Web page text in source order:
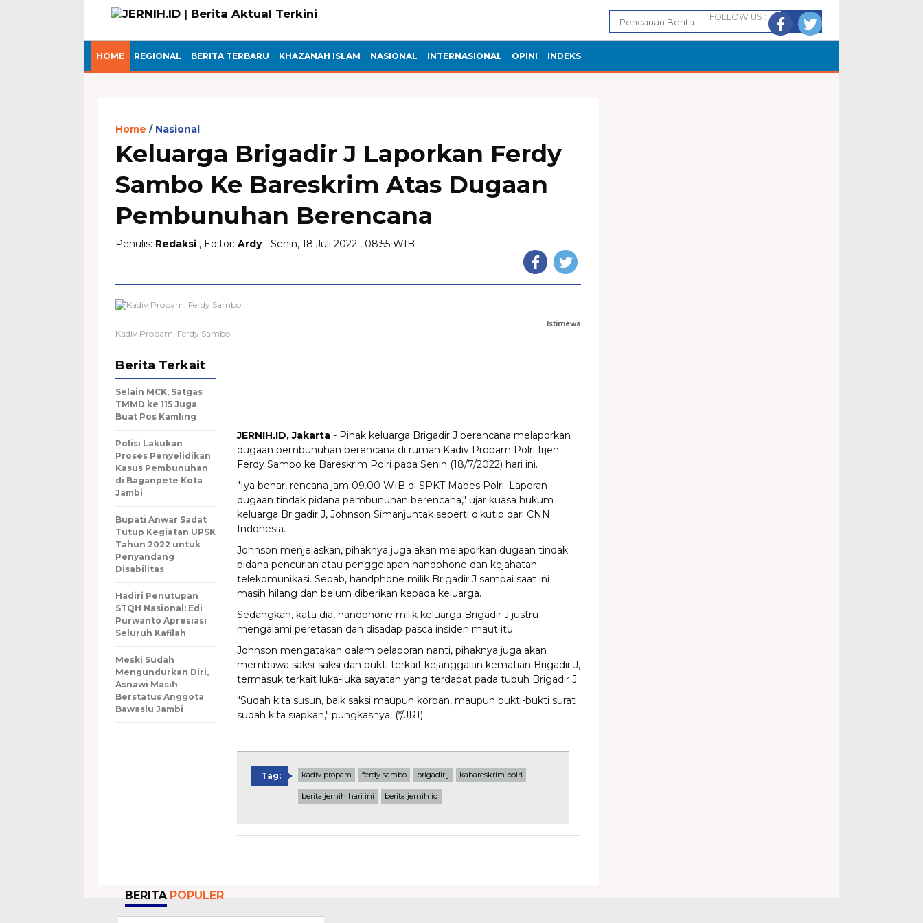
FOLLOW US :
HOME REGIONAL BERITA TERBARU KHAZANAH ISLAM NASIONAL INTERNASIONAL OPINI INDEKS
Home Nasional
Keluarga Brigadir J Laporkan Ferdy
Sambo Ke Bareskrim Atas Dugaan
Pembunuhan Berencana
Penulis: Redaksi , Editor: Ardy- Senin, 18 Juli 2022 , 08:55 WIB
Istimewa
Kadiv Propam, Ferdy Sambo
Berita Terkait
Selain MCK, Satgas
TMMD ke 115 Juga
Buat Pos Kamling
Polisi Lakukan
Proses Penyelidikan
Kasus Pembunuhan
di Baganpete Kota
Jambi
Bupati Anwar Sadat
Tutup Kegiatan UPSK
Tahun 2022 untuk
Penyandang
Disabilitas
Hadiri Penutupan
STQH Nasional: Edi
Purwanto Apresiasi
Seluruh Kafilah
Meski Sudah
Mengundurkan Diri,
Asnawi Masih
Berstatus Anggota
Bawaslu Jambi
JERNIH.ID, Jakarta - Pihak keluarga Brigadir J berencana melaporkan
dugaan pembunuhan berencana di rumah Kadiv Propam Polri Irjen
Ferdy Sambo ke Bareskrim Polri pada Senin (18/7/2022) hari ini.
"Iya benar, rencana jam 09.00 WIB di SPKT Mabes Polri. Laporan
dugaan tindak pidana pembunuhan berencana," ujar kuasa hukum
keluarga Brigadir J, Johnson Simanjuntak seperti dikutip dari CNN
Indonesia.
Johnson menjelaskan, pihaknya juga akan melaporkan dugaan tindak
pidana pencurian atau penggelapan handphone dan kejahatan
telekomunikasi. Sebab, handphone milik Brigadir J sampai saat ini
masih hilang dan belum diberikan kepada keluarga.
Sedangkan, kata dia, handphone milik keluarga Brigadir J justru
mengalami peretasan dan disadap pasca insiden maut itu.
Johnson mengatakan dalam pelaporan nanti, pihaknya juga akan
membawa saksi-saksi dan bukti terkait kejanggalan kematian Brigadir J,
termasuk terkait luka-luka sayatan yang terdapat pada tubuh Brigadir J.
"Sudah kita susun, baik saksi maupun korban, maupun bukti-bukti surat
sudah kita siapkan," pungkasnya. (*/JR1)
Tag: kadiv propam ferdy sambo brigadir j kabareskrim polri
berita jernih hari ini berita jernih id
BERITA POPULER